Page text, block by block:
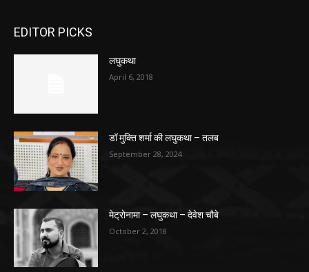
EDITOR PICKS
लघुकथा
April 6, 2018
डॉ मुक्ति शर्मा की लघुकथा – तलब
September 28, 2024
मेट्रोनामा – लघुकथा – देवेश चौबे
October 2, 2018